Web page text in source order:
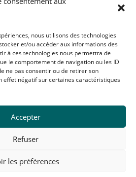
nous utilisons des technologies
et/ou accéder aux informations des
à ces technologies nous permettra de
le comportement de navigation ou les ID
ne pas consentir ou de retirer son
effet négatif sur certaines caractéristiques
Accepter
Refuser
les préférences